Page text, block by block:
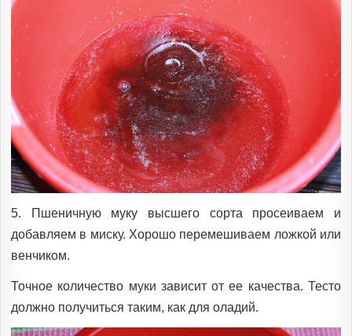
5. Пшеничную муку высшего сорта просеиваем и
добавляем в миску. Хорошо перемешиваем ложкой или
венчиком.
Точное количество муки зависит от ее качества. Тесто
должно получиться таким, как для оладий.